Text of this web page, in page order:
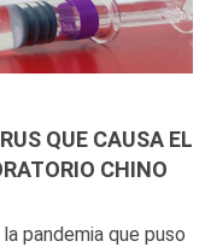
QUE CAUSA EL
CHINO
pandemia que puso